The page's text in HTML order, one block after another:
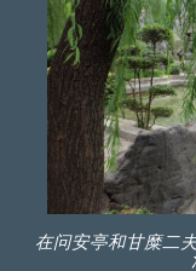
在问安亭和甘糜二